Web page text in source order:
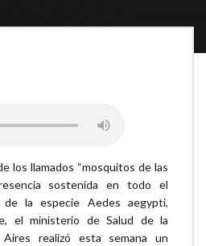
los llamados “mosquitos de las
sostenida en todo el
la especie Aedes aegypti,
el ministerio de Salud de la
realizó esta semana un